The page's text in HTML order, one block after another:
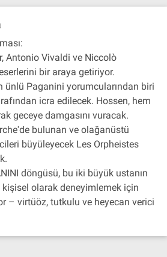
Antonio Vivaldi ve Niccolò
bir araya getiriyor.
ünlü Paganini yorumcularından biri
icra edilecek. Hossen, hem
geceye damgasını vuracak.
bulunan ve olağanüstü
büyüleyecek Les Orpheistes
döngüsü, bu iki büyük ustanın
olarak deneyimlemek için
– virtüöz, tutkulu ve heyecan verici